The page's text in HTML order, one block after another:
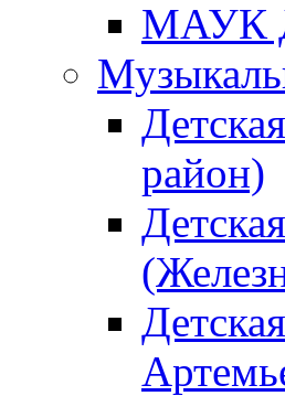
МАУК
район)